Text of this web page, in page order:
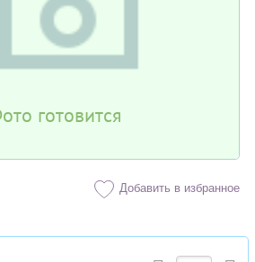
готовится
Добавить в избранное